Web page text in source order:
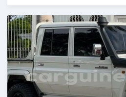
Publié il y a 16 jours